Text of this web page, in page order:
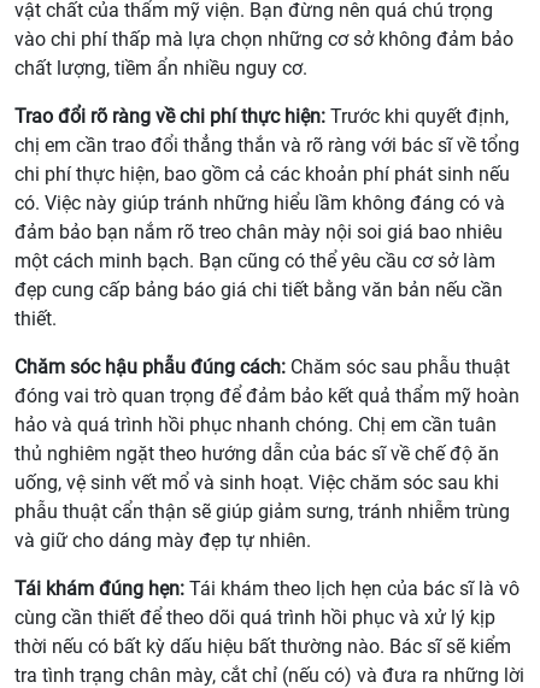
vật chất của thẩm mỹ viện. Bạn đừng nên quá chú trọng
vào chi phí thấp mà lựa chọn những cơ sở không đảm bảo
chất lượng, tiềm ẩn nhiều nguy cơ.
Trao đổi rõ ràng về chi phí thực hiện: Trước khi quyết định,
chị em cần trao đổi thẳng thắn và rõ ràng với bác sĩ về tổng
chi phí thực hiện, bao gồm cả các khoản phí phát sinh nếu
có. Việc này giúp tránh những hiểu lầm không đáng có và
đảm bảo bạn nắm rõ treo chân mày nội soi giá bao nhiêu
một cách minh bạch. Bạn cũng có thể yêu cầu cơ sở làm
đẹp cung cấp bảng báo giá chi tiết bằng văn bản nếu cần
thiết.
Chăm sóc hậu phẫu đúng cách: Chăm sóc sau phẫu thuật
đóng vai trò quan trọng để đảm bảo kết quả thẩm mỹ hoàn
hảo và quá trình hồi phục nhanh chóng. Chị em cần tuân
thủ nghiêm ngặt theo hướng dẫn của bác sĩ về chế độ ăn
uống, vệ sinh vết mổ và sinh hoạt. Việc chăm sóc sau khi
phẫu thuật cẩn thận sẽ giúp giảm sưng, tránh nhiễm trùng
và giữ cho dáng mày đẹp tự nhiên.
Tái khám đúng hẹn: Tái khám theo lịch hẹn của bác sĩ là vô
cùng cần thiết để theo dõi quá trình hồi phục và xử lý kịp
thời nếu có bất kỳ dấu hiệu bất thường nào. Bác sĩ sẽ kiểm
tra tình trạng chân mày, cắt chỉ (nếu có) và đưa ra những lời